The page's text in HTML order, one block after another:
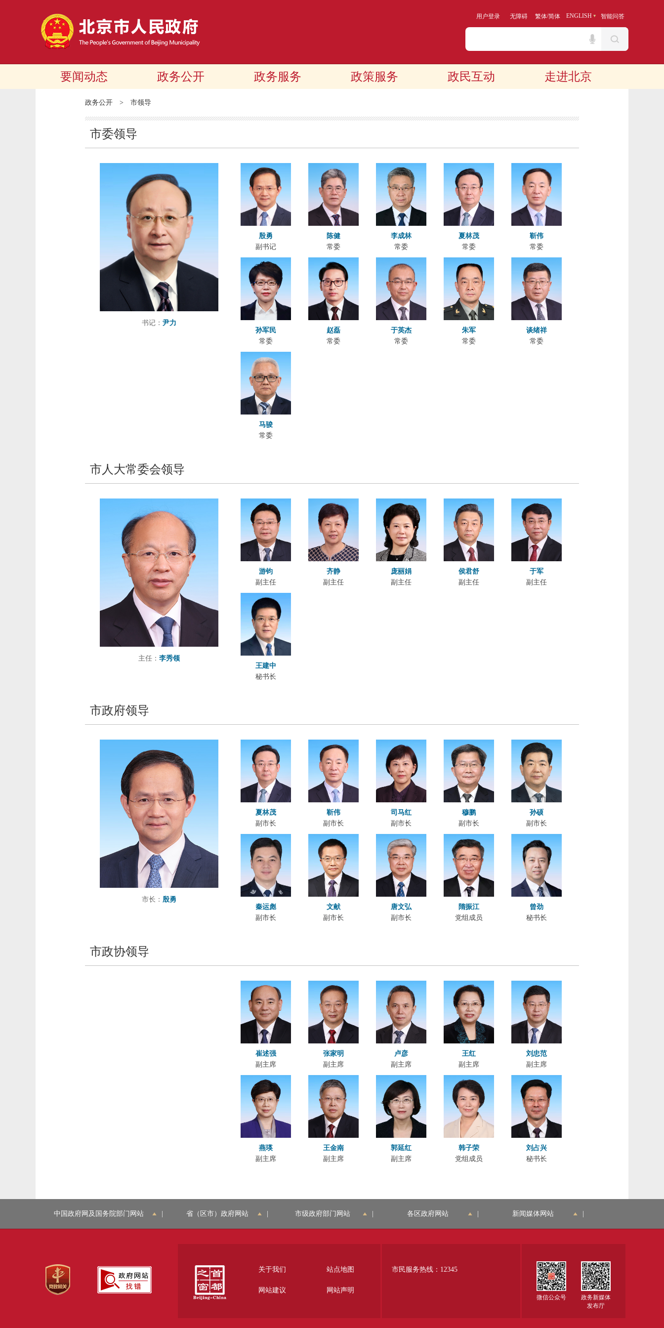
用户登录 无障碍 繁体/简体 ENGLISH 智能问答
要闻动态 政务公开 政务服务 政策服务 政民互动 走进北京
政务公开 > 市领导
市委领导
书记： 尹力
殷勇
副书记
陈健
常委
李成林
常委
夏林茂
常委
靳伟
常委
孙军民
常委
赵磊
常委
于英杰
常委
朱军
常委
谈绪祥
常委
马骏
常委
市人大常委会领导
主任： 李秀领
游钧
副主任
齐静
副主任
庞丽娟
副主任
侯君舒
副主任
于军
副主任
王建中
秘书长
市政府领导
市长： 殷勇
夏林茂
副市长
靳伟
副市长
司马红
副市长
穆鹏
副市长
孙硕
副市长
秦运彪
副市长
文献
副市长
唐文弘
副市长
隋振江
党组成员
曾劲
秘书长
市政协领导
崔述强
副主席
张家明
副主席
卢彦
副主席
王红
副主席
刘忠范
副主席
燕瑛
副主席
王金南
副主席
郭延红
副主席
韩子荣
党组成员
刘占兴
秘书长
中国政府网及国务院部门网站 省（区市）政府网站 市级政府部门网站 各区政府网站 新闻媒体网站
关于我们 站点地图
网站建议 网站声明
市民服务热线：12345
微信公众号
政务新媒体
发布厅